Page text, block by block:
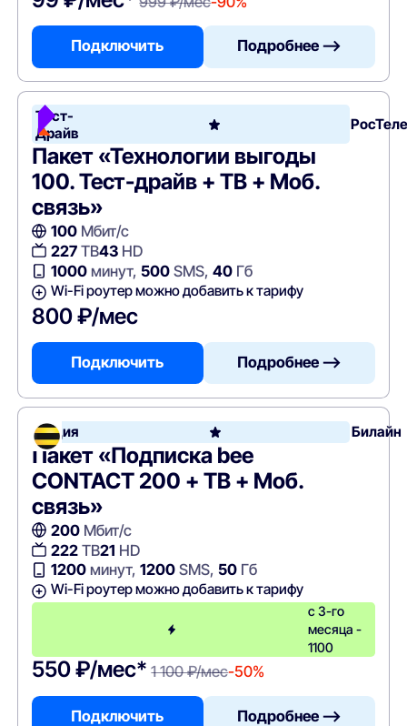
Подключить Подробнее —>
Тест-
Драйв
Пакет «Технологии выгоды
100. Тест-драйв + ТВ + Моб.
связь»
100Мбит/с
227ТВ43HD
1000минут, 500SMS, 40Гб
Wi-Fi роутер можно добавить к тарифу
800 ₽/мес
Подключить Подробнее —>
Акция Билайн
Пакет «Подписка bee
CONTACT 200 + ТВ + Моб.
связь»
200Мбит/с
222ТВ21 HD
1200минут, 1200SMS, 50Гб
Wi-Fi роутер можно добавить к тарифу
с 3-го
месяца -
1100
550 ₽/мес* 1 100 ₽/мес-50%
Подключить Подробнее —>